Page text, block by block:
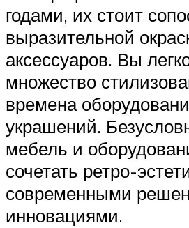
годами, их стоит
выразительной
аксессуаров. Вы
множество
времена
украшений.
мебель и
сочетать ретро-
современными
инновациями.